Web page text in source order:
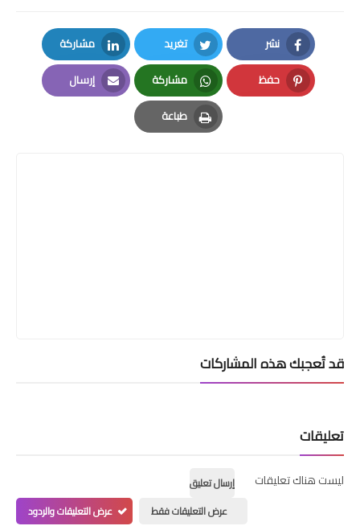
نشر
Facebook
تغريد
Twitter
مشاركة
LinkedIn
حفظ
Pinterest
مشاركة
Whatsapp
إرسال
Email
طباعة
Print
قد تُعجبك هذه المشاركات
تعليقات
ليست هناك تعليقات
إرسال تعليق
عرض التعليقات فقط
عرض التعليقات والردود